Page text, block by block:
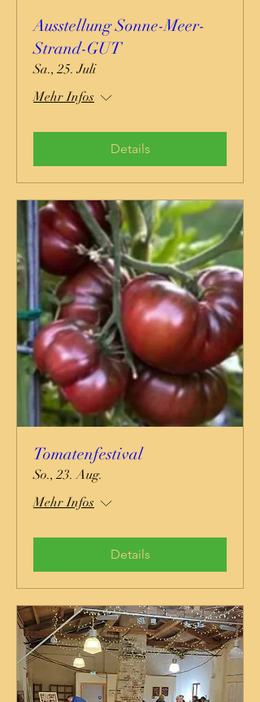
Ausstellung Sonne-Meer-
Strand-GUT
Sa., 25. Juli
Mehr Infos
Details
Tomatenfestival
So., 23. Aug.
Mehr Infos
Details